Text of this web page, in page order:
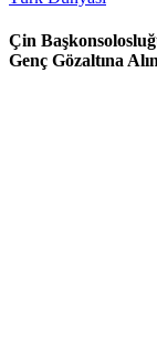
Çin
Genç Gözaltına